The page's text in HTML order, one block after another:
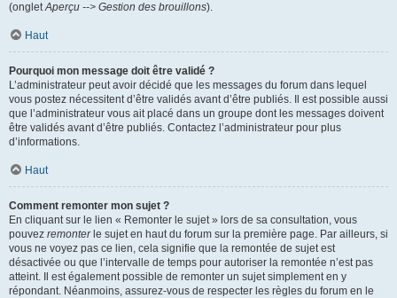
(ongletAperçu --> Gestion des brouillons).
Haut
Pourquoi mon message doit être validé ?
L’administrateur peut avoir décidé que les messages du forum dans lequel
vous postez nécessitent d’être validés avant d’être publiés. Il est possible aussi
que l’administrateur vous ait placé dans un groupe dont les messages doivent
être validés avant d’être publiés. Contactez l’administrateur pour plus
d’informations.
Haut
Comment remonter mon sujet ?
En cliquant sur le lien « Remonter le sujet » lors de sa consultation, vous
pouvez remonterle sujet en haut du forum sur la première page. Par ailleurs, si
vous ne voyez pas ce lien, cela signifie que la remontée de sujet est
désactivée ou que l’intervalle de temps pour autoriser la remontée n’est pas
atteint. Il est également possible de remonter un sujet simplement en y
répondant. Néanmoins, assurez-vous de respecter les règles du forum en le